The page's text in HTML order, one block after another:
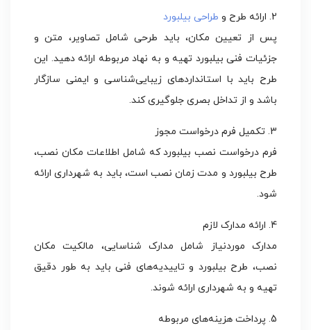
2. ارائه طرح و
طراحی بیلبورد
پس از تعیین مکان، باید طرحی شامل تصاویر، متن و
جزئیات فنی بیلبورد تهیه و به نهاد مربوطه ارائه دهید. این
طرح باید با استانداردهای زیبایی‌شناسی و ایمنی سازگار
باشد و از تداخل بصری جلوگیری کند.
3. تکمیل فرم درخواست مجوز
فرم درخواست نصب بیلبورد که شامل اطلاعات مکان نصب،
طرح بیلبورد و مدت زمان نصب است، باید به شهرداری ارائه
شود.
4. ارائه مدارک لازم
مدارک موردنیاز شامل مدارک شناسایی، مالکیت مکان
نصب، طرح بیلبورد و تاییدیه‌های فنی باید به طور دقیق
تهیه و به شهرداری ارائه شوند.
5. پرداخت هزینه‌های مربوطه